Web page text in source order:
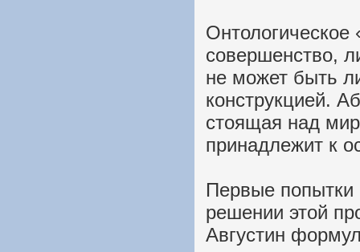
совершенство,
не может быть
конструкцией.
стоящая над
принадлежит к
Первые попытки
решении этой
Августин